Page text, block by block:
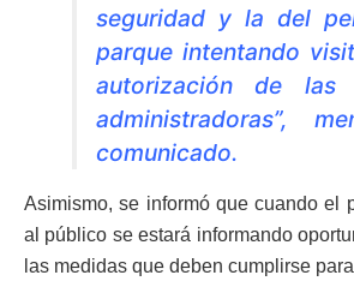
seguridad y la del
parque intentando
autorización de las
administradoras”,
comunicado.
Asimismo, se informó que cuando el
al público se estará informando
las medidas que deben cumplirse